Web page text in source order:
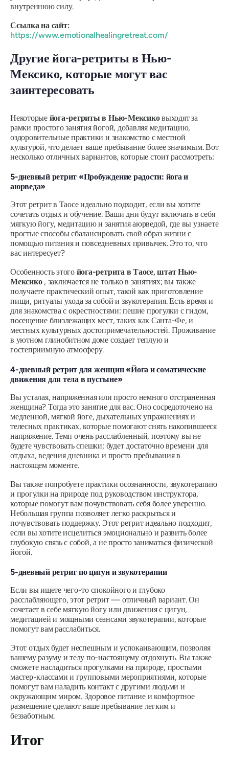
внутреннюю силу.
Ссылка на сайт:
https://www.emotionalhealingretreat.com/
Другие йога-ретриты в Нью-
Мексико, которые могут вас
заинтересовать
Некоторые йога-ретриты в Нью-Мексиковыходят за
рамки простого занятия йогой, добавляя медитацию,
оздоровительные практики и знакомство с местной
культурой, что делает ваше пребывание более значимым. Вот
несколько отличных вариантов, которые стоит рассмотреть:
5-дневный ретрит «Пробуждение радости: йога и
аюрведа»
Этот ретрит в Таосе идеально подходит, если вы хотите
сочетать отдых и обучение. Ваши дни будут включать в себя
мягкую йогу, медитацию и занятия аюрведой, где вы узнаете
простые способы сбалансировать свой образ жизни с
помощью питания и повседневных привычек. Это то, что
вас интересует?
Особенность этого йога-ретрита в Таосе, штат Нью-
Мексико , заключается не только в занятиях; вы также
получаете практический опыт, такой как приготовление
пищи, ритуалы ухода за собой и звукотерапия. Есть время и
для знакомства с окрестностями: пешие прогулки с гидом,
посещение близлежащих мест, таких как Санта-Фе, и
местных культурных достопримечательностей. Проживание
в уютном глинобитном доме создает теплую и
гостеприимную атмосферу.
4-дневный ретрит для женщин «Йога и соматические
движения для тела в пустыне»
Вы усталая, напряженная или просто немного отстраненная
женщина? Тогда это занятие для вас. Оно сосредоточено на
медленной, мягкой йоге, дыхательных упражнениях и
телесных практиках, которые помогают снять накопившееся
напряжение. Темп очень расслабленный, поэтому вы не
будете чувствовать спешки; будет достаточно времени для
отдыха, ведения дневника и просто пребывания в
настоящем моменте.
Вы также попробуете практики осознанности, звукотерапию
и прогулки на природе под руководством инструктора,
которые помогут вам почувствовать себя более уверенно.
Небольшая группа позволяет легко раскрыться и
почувствовать поддержку. Этот ретрит идеально подходит,
если вы хотите исцелиться эмоционально и развить более
глубокую связь с собой, а не просто заниматься физической
йогой.
5-дневный ретрит по цигун и звукотерапии
Если вы ищете чего-то спокойного и глубоко
расслабляющего, этот ретрит — отличный вариант. Он
сочетает в себе мягкую йогу или движения с цигун,
медитацией и мощными сеансами звукотерапии, которые
помогут вам расслабиться.
Этот отдых будет неспешным и успокаивающим, позволяя
вашему разуму и телу по-настоящему отдохнуть. Вы также
сможете насладиться прогулками на природе, простыми
мастер-классами и групповыми мероприятиями, которые
помогут вам наладить контакт с другими людьми и
окружающим миром. Здоровое питание и комфортное
размещение сделают ваше пребывание легким и
беззаботным.
Итог